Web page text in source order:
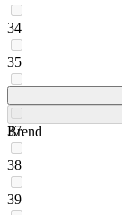
34
35
37
38
39
Brend